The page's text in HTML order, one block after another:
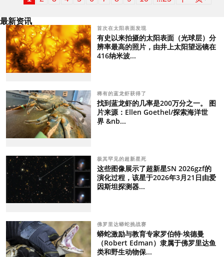
最新资讯
首次在太阳表面发现
有史以来拍摄的太阳表面（光球层）分
辨率最高的照片，由井上太阳望远镜在
416纳米波...
稀有的蓝龙虾获得了
找到蓝龙虾的几率是200万分之一。 图
片来源：Ellen Goethel/探索海洋世
界 &nb...
极其罕见的超新星死
这些图像展示了超新星SN 2026gzf的
演化过程，该星于2026年3月21日由爱
因斯坦探测器...
佛罗里达蟒蛇挑战赛
蟒蛇激励与教育专家罗伯特·埃德曼
（Robert Edman）隶属于佛罗里达鱼
类和野生动物保...